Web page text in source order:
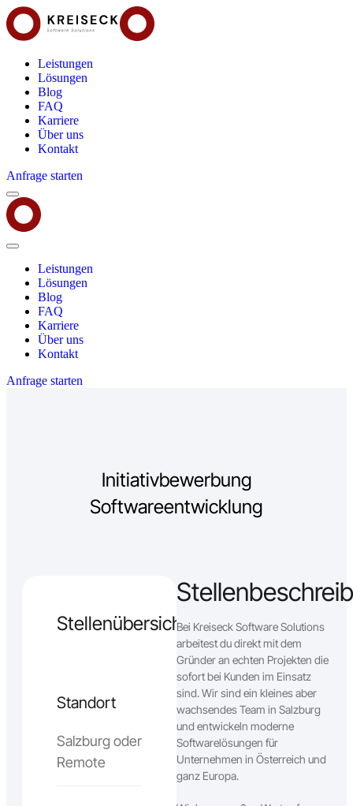
Leistungen
Lösungen
Blog
FAQ
Karriere
Über uns
Kontakt
Anfrage starten
Menu
Kreiseck
-
Software
Solutions
Close
Leistungen
Lösungen
Blog
FAQ
Karriere
Über uns
Kontakt
Anfrage starten
Initiativbewerbung
Softwareentwicklung
Stellenübersicht
Standort
Salzburg oder
Remote
Bei Kreiseck Software Solutions
arbeitest du direkt mit dem
Gründer an echten Projekten die
sofort bei Kunden im Einsatz
sind. Wir sind ein kleines aber
wachsendes Team in Salzburg
und entwickeln moderne
Softwarelösungen für
Unternehmen in Österreich und
ganz Europa.